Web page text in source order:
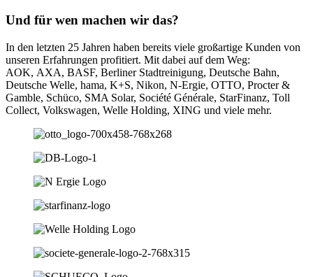
Und für wen machen wir das?
In den letzten 25 Jahren haben bereits viele großartige Kunden von
unseren Erfahrungen profitiert. Mit dabei auf dem Weg:
AOK, AXA, BASF, Berliner Stadtreinigung, Deutsche Bahn,
Deutsche Welle, hama, K+S, Nikon, N-Ergie, OTTO, Procter &
Gamble, Schüco, SMA Solar, Société Générale, StarFinanz, Toll
Collect, Volkswagen, Welle Holding, XING und viele mehr.